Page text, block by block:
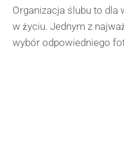
Organizacja ślubu to dla
w życiu. Jednym z
wybór odpowiedniego